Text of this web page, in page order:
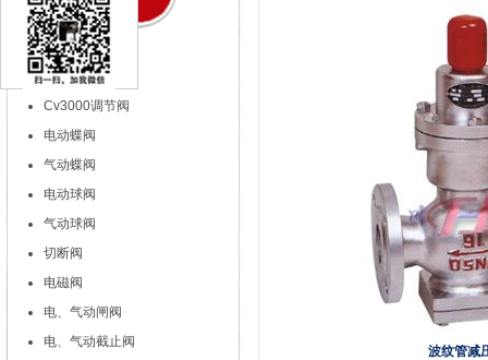
气动调节阀
特殊调节阀
自力式调节阀
Cv3000调节阀
电动蝶阀
气动蝶阀
电动球阀
气动球阀
切断阀
电磁阀
电、气动闸阀
电、气动截止阀
波纹管减